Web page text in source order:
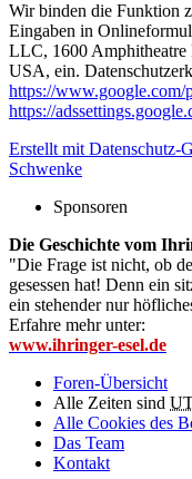
Wir binden die Funktion
Eingaben in
LLC, 1600
USA, ein.
https://www.google.com/
https://
Erstellt mit Datenschutz-
Schwenke
Sponsoren
Die Geschichte vom
"Die Frage ist nicht, ob
gesessen hat! Denn ein
ein stehender nur
Erfahre mehr unter:
www.ihringer-esel.de
Foren-Übersicht
Alle Zeiten sind
Alle Cookies des
Das Team
Kontakt